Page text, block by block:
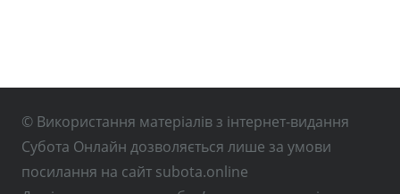
© Використання матеріалів з інтернет-видання
Субота Онлайн дозволяється лише за умови
посилання на сайт subota.online